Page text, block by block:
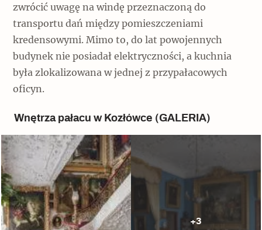
zwrócić uwagę na windę przeznaczoną do
transportu dań między pomieszczeniami
kredensowymi. Mimo to, do lat powojennych
budynek nie posiadał elektryczności, a kuchnia
była zlokalizowana w jednej z przypałacowych
oficyn.
Wnętrza pałacu w Kozłówce (GALERIA)
+3